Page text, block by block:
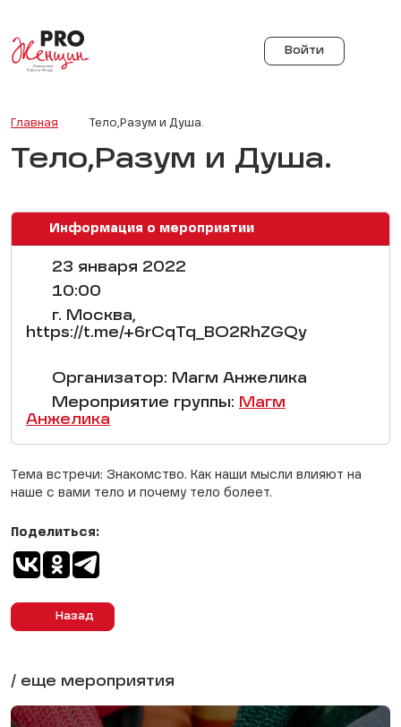
Войти
Главная Тело,Разум и Душа.
Тело,Разум и Душа.
Информация о мероприятии
23 января 2022
10:00
г. Москва,
https://t.me/+6rCqTq_BO2RhZGQy
Организатор: Магм Анжелика
Мероприятие группы: Магм
Анжелика
Тема встречи: Знакомство. Как наши мысли влияют на
наше с вами тело и почему тело болеет.
Назад
Поделиться:
/ еще мероприятия